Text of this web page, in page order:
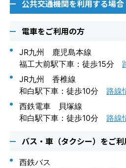
公共交通機関を利用する場合
電車をご利用の方
JR九州 鹿児島本線
福工大前駅下車：徒歩15分
JR九州 香椎線
和白駅下車：徒歩10分 路線
西鉄電車 貝塚線
和白駅下車：徒歩10分 路線
バス・車（タクシー）をご
西鉄バス